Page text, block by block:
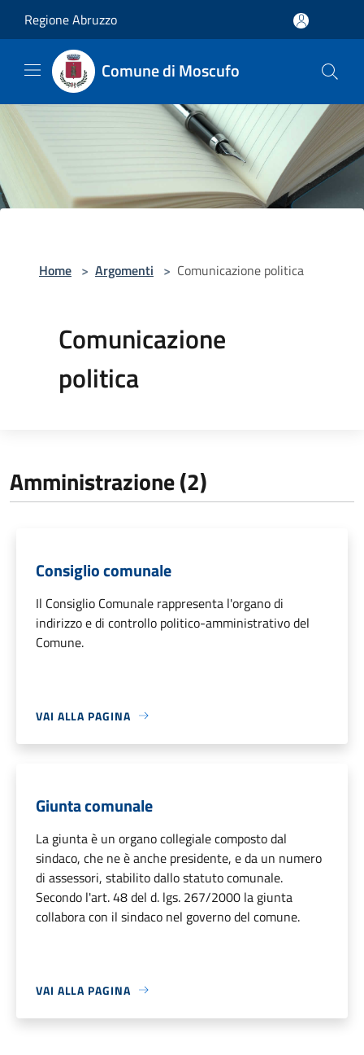
Regione Abruzzo
Comune di Moscufo
Home > Argomenti > Comunicazione politica
Comunicazione
politica
Amministrazione (2)
Consiglio comunale
Il Consiglio Comunale rappresenta l'organo di
indirizzo e di controllo politico-amministrativo del
Comune.
VAI ALLA PAGINA
Giunta comunale
La giunta è un organo collegiale composto dal
sindaco, che ne è anche presidente, e da un numero
di assessori, stabilito dallo statuto comunale.
Secondo l'art. 48 del d. lgs. 267/2000 la giunta
collabora con il sindaco nel governo del comune.
VAI ALLA PAGINA